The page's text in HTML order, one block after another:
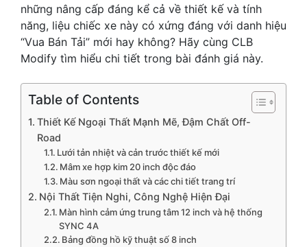
những nâng cấp đáng kể cả về thiết kế và tính
năng, liệu chiếc xe này có xứng đáng với danh hiệu
“Vua Bán Tải” mới hay không? Hãy cùng CLB
Modify tìm hiểu chi tiết trong bài đánh giá này.
Table of Contents
Thiết Kế Ngoại Thất Mạnh Mẽ, Đậm Chất Off-
Road
Lưới tản nhiệt và cản trước thiết kế mới
Mâm xe hợp kim 20 inch độc đáo
Màu sơn ngoại thất và các chi tiết trang trí
Nội Thất Tiện Nghi, Công Nghệ Hiện Đại
Màn hình cảm ứng trung tâm 12 inch và hệ thống
SYNC 4A
Bảng đồng hồ kỹ thuật số 8 inch